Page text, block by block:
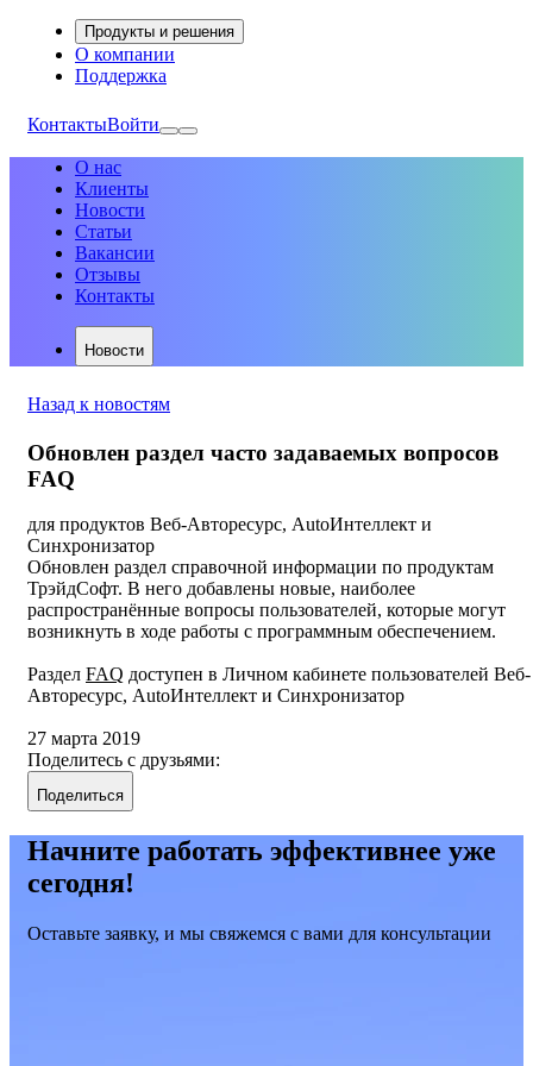
Продукты и решения
О компании
Поддержка
КонтактыВойти
О нас
Клиенты
Новости
Статьи
Вакансии
Отзывы
Контакты
Новости
Назад к новостям
Обновлен раздел часто задаваемых вопросов
FAQ
для продуктов Веб-Авторесурс, AutoИнтеллект и
Синхронизатор
Обновлен раздел справочной информации по продуктам
ТрэйдСофт. В него добавлены новые, наиболее
распространённые вопросы пользователей, которые могут
возникнуть в ходе работы с программным обеспечением.
Раздел FAQ доступен в Личном кабинете пользователей Веб-
Авторесурс, AutoИнтеллект и Синхронизатор
27 марта 2019
Поделитесь с друзьями:
Поделиться
Начните работать эффективнее уже
сегодня!
Оставьте заявку, и мы свяжемся с вами для консультации